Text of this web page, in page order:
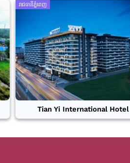
រាជធានីភ្នំពេញ
Tian Yi International Hotel